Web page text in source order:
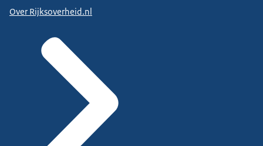
Over Rijksoverheid.nl